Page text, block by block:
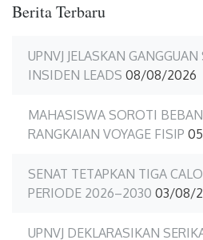
Berita Terbaru
UPNVJ JELASKAN
INSIDEN LEADS 08/08/2026
MAHASISWA SOROTI
RANGKAIAN VOYAGE FISIP
SENAT TETAPKAN TIGA
PERIODE 2026–2030 03/08/
UPNVJ DEKLARASIKAN